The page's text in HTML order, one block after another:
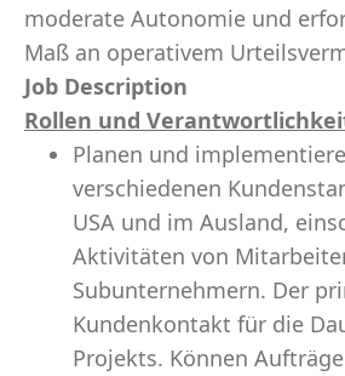
moderate Autonomie und
Maß an operativem
Job Description
Rollen und
Planen und
verschiedenen
USA und im Ausland,
Aktivitäten von
Subunternehmern. Der
Kundenkontakt für die
Projekts. Können